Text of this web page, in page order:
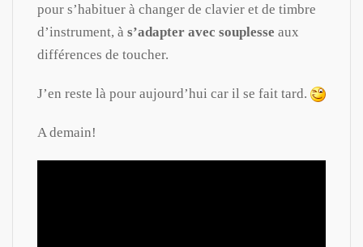
pour s’habituer à changer de clavier et de timbre
d’instrument, à s’adapter avec souplesse aux
différences de toucher.
J’en reste là pour aujourd’hui car il se fait tard.
A demain!